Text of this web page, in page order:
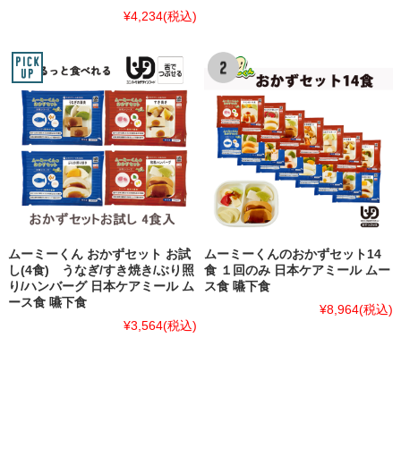
¥4,234(税込)
ムーミーくん おかずセット お試
し(4食) うなぎ/すき焼き/ぶり照
り/ハンバーグ 日本ケアミール ム
ース食 嚥下食
¥3,564(税込)
ムーミーくんのおかずセット14
食 １回のみ 日本ケアミール ムー
ス食 嚥下食
¥8,964(税込)